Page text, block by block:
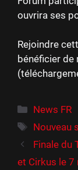
ouvrira ses
Rejoindre
bénéficier de
Catégories
News FR
Étiquettes
Nouveau
Finale du
et Cirkus le 7